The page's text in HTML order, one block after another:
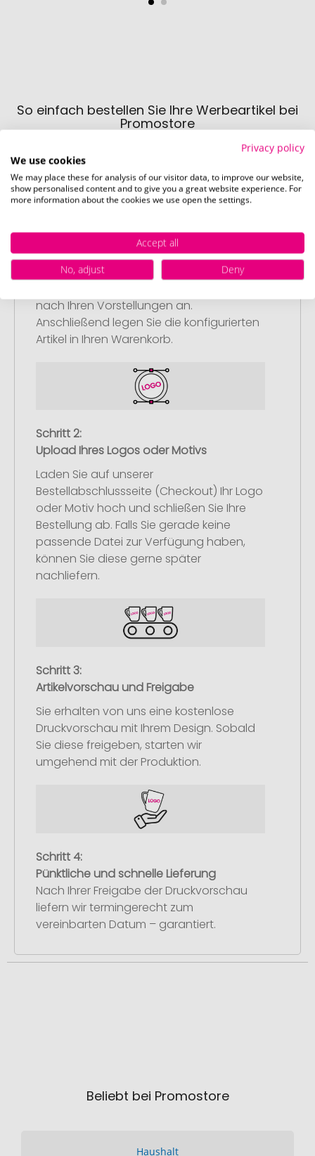
So einfach bestellen Sie Ihre Werbeartikel bei
Promostore
Schritt 1:
Artikelkonfiguration
Wählen Sie Ihre gewünschten
nach Ihren Vorstellungen an.
Anschließend legen Sie die konfigurierten
Artikel in Ihren Warenkorb.
Schritt 2:
Upload Ihres Logos oder Motivs
Laden Sie auf unserer
Bestellabschlussseite (Checkout) Ihr Logo
oder Motiv hoch und schließen Sie Ihre
Bestellung ab. Falls Sie gerade keine
passende Datei zur Verfügung haben,
können Sie diese gerne später
nachliefern.
Schritt 3:
Artikelvorschau und Freigabe
Sie erhalten von uns eine kostenlose
Druckvorschau mit Ihrem Design. Sobald
Sie diese freigeben, starten wir
umgehend mit der Produktion.
Schritt 4:
Pünktliche und schnelle Lieferung
Nach Ihrer Freigabe der Druckvorschau
liefern wir termingerecht zum
vereinbarten Datum – garantiert.
Beliebt bei Promostore
Haushalt
Privacy policy
We use cookies
We may place these for analysis of our visitor data, to improve our website,
show personalised content and to give you a great website experience. For
more information about the cookies we use open the settings.
Accept all
No, adjust
Deny